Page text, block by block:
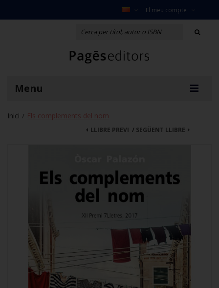
El meu compte
Menu
Inici / Els complements del nom
SEGÜENT LLIBRE
LLIBRE PREVI /